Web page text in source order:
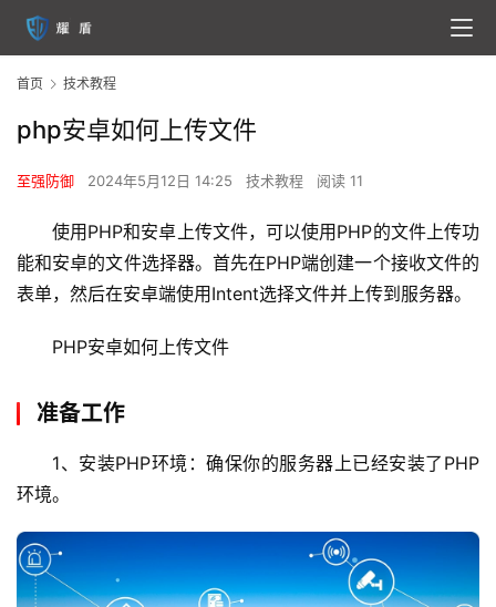
首页 技术教程
php安卓如何上传文件
至强防御 2024年5月12日 14:25 技术教程 阅读 11
使用PHP和安卓上传文件，可以使用PHP的文件上传功
能和安卓的文件选择器。首先在PHP端创建一个接收文件的
表单，然后在安卓端使用Intent选择文件并上传到服务器。
PHP安卓如何上传文件
准备工作
1、安装PHP环境：确保你的服务器上已经安装了PHP
环境。